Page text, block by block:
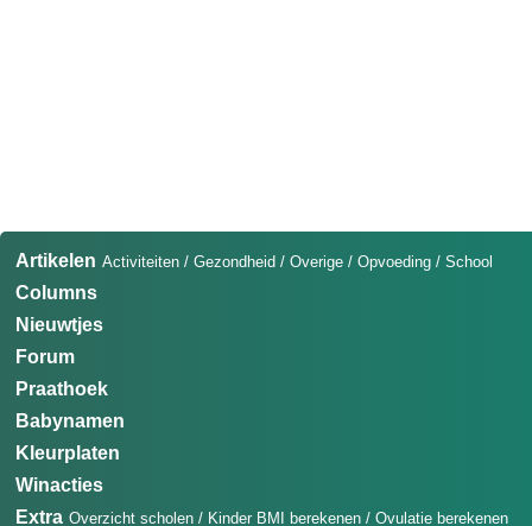
Artikelen Activiteiten / Gezondheid / Overige / Opvoeding / School
Columns
Nieuwtjes
Forum
Praathoek
Babynamen
Kleurplaten
Winacties
Extra Overzicht scholen / Kinder BMI berekenen / Ovulatie berekenen